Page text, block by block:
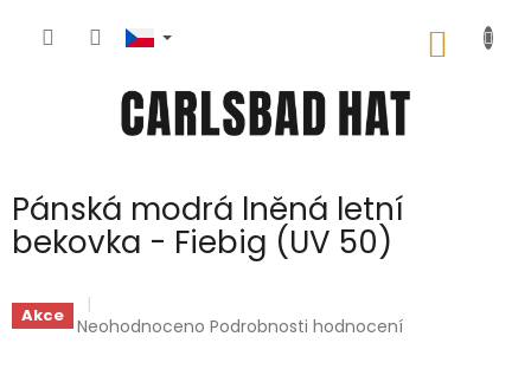
Pánská modrá lněná letní
bekovka - Fiebig (UV 50)
Akce Průměrné
Neohodnoceno Podrobnosti hodnocení